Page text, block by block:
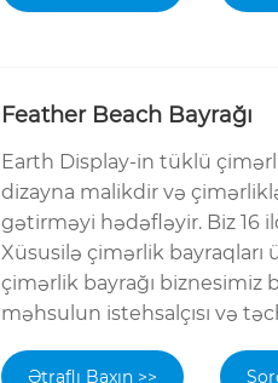
Feather Beach Bayrağı
Earth Display-in tüklü
dizayna malikdir və
gətirməyi hədəfləyir. Biz 16
Xüsusilə çimərlik
çimərlik bayrağı biznesimiz
məhsulun istehsalçısı və
Ətraflı Baxın >>